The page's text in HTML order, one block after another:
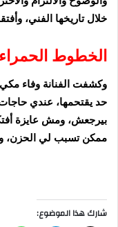
خلال تاريخها الفني،
الخطوط
وكشفت الفنانة وفاء
حد يقتحمها، عندي
بيرجعش، ومش عايزة
ممكن تسبب لي الحزن،
شارك هذا الموضوع: